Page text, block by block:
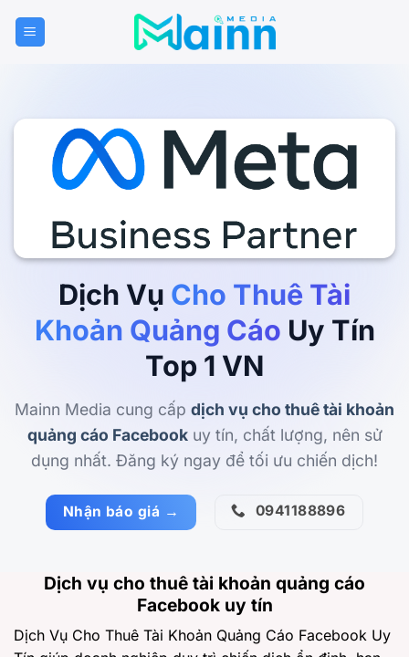
qua
Dịch Vụ Cho Thuê Tài
Khoản Quảng Cáo Uy Tín
Top 1 VN
Mainn Media cung cấp dịch vụ cho thuê tài khoản
quảng cáo Facebookuy tín, chất lượng, nên sử
dụng nhất. Đăng ký ngay để tối ưu chiến dịch!
Nhận báo giá → 0941188896
Dịch vụ cho thuê tài khoản quảng cáo
Facebook uy tín
Dịch Vụ Cho Thuê Tài Khoản Quảng Cáo Facebook Uy